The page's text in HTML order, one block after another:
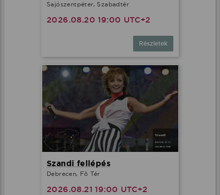
Sajószentpéter, Szabadtér
2026.08.20 19:00 UTC+2
Részletek
Szandi fellépés
Debrecen, Fõ Tér
2026.08.21 19:00 UTC+2